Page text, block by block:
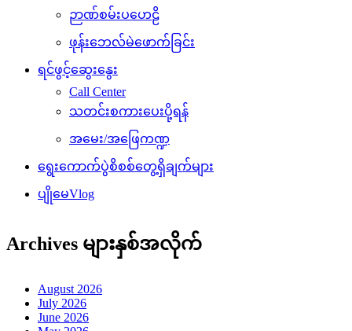
ဉာဏ်စမ်းပဟေဠိ
ဖုန်းဘေလ်မဲဖောက်ခြင်း
ရင်ဖွင့်ဆွေးနွေး
Call Center
သတင်းစကားပေးပို့ရန်
အမေး/အဖြေကဏ္ဍ
ရွေးကောက်ပွဲစိစစ်တွေ့ရှိချက်များ
ပျိုမေVlog
Archives များနှစ်အလိုက်
August 2026
July 2026
June 2026